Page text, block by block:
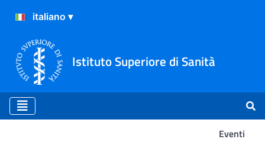
Istituto Superiore di Sanità
Eventi